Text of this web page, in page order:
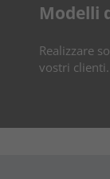
Modelli
Realizzare
vostri clienti.